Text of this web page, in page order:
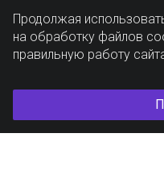
Продолжая
на обработку файлов
правильную работу